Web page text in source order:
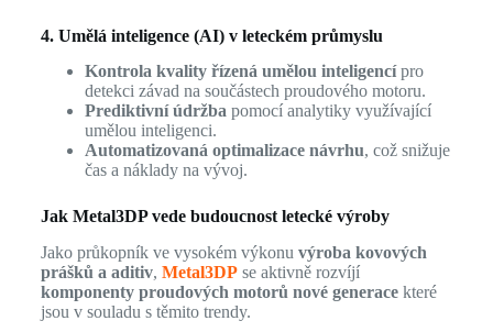
4. Umělá inteligence (AI) v leteckém průmyslu
Kontrola kvality řízená umělou inteligencípro
detekci závad na součástech proudového motoru.
Prediktivní údržba pomocí analytiky využívající
umělou inteligenci.
Automatizovaná optimalizace návrhu, což snižuje
čas a náklady na vývoj.
Jak Metal3DP vede budoucnost letecké výroby
Jako průkopník ve vysokém výkonu výroba kovových
prášků a aditiv, Metal3DPse aktivně rozvíjí
komponenty proudových motorů nové generacekteré
jsou v souladu s těmito trendy.